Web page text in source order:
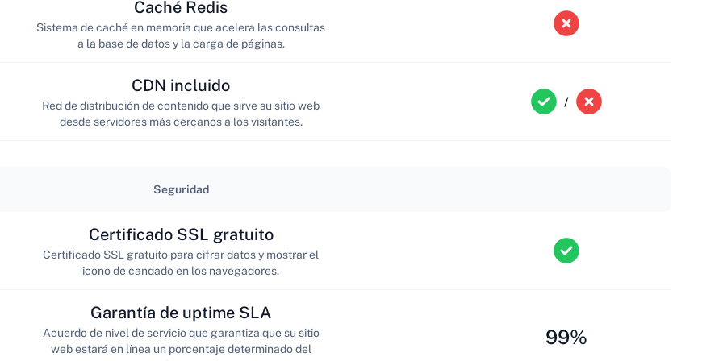
Caché Redis
Sistema de caché en memoria que acelera las consultas
a la base de datos y la carga de páginas.
CDN incluido
Red de distribución de contenido que sirve su sitio web
desde servidores más cercanos a los visitantes.
/
Seguridad
Certificado SSL gratuito
Certificado SSL gratuito para cifrar datos y mostrar el
icono de candado en los navegadores.
Garantía de uptime SLA
Acuerdo de nivel de servicio que garantiza que su sitio
web estará en línea un porcentaje determinado del
99%